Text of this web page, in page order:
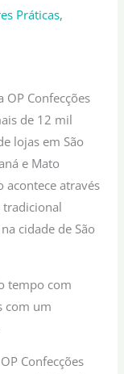
Práticas,
Confecções
de 12 mil
lojas em São
e Mato
acontece através
tradicional
cidade de São
tempo com
com um
Confecções